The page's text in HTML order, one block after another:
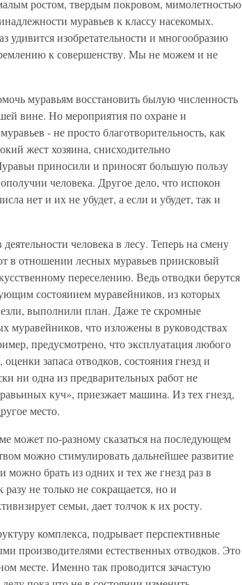
ростом, твердым покровом, мимолетностью
муравьев к классу насекомых.
удивится изобретательности и многообразию
к совершенству. Мы не можем и не
муравьям восстановить былую численность
вине. Но мероприятия по охране и
- не просто благотворительность, как
жест хозяина, снисходительно
приносили и приносят большую пользу
человека. Другое дело, что испокон
нет и их не убудет, а если и убудет, так и
человека в лесу. Теперь на смену
в отношении лесных муравьев приисковый
переселению. Ведь отводки берутся
состояиием муравейников, из которых
выполнили план. Даже те скромные
муравейников, что изложены в руководствах
предусмотрено, что эксплуатация любого
запаса отводков, состояния гнезд и
ни одна из предварительных работ не
куч», приезжает машина. Из тех гнезд,
место.
может по-разному сказаться на последующем
можно стимулировать дальнейшее развитие
можно брать из одних и тех же гнезд раз в
не только не сокращается, но и
семьи, дает толчок к их росту.
комплекса, подрывает перспективные
производителями естественных отводков. Это
месте. Именно так проводится зачастую